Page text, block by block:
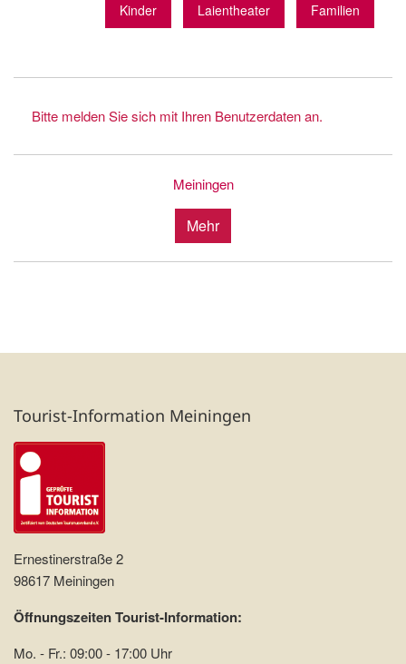
Kinder Laientheater Familien
Bitte melden Sie sich mit Ihren Benutzerdaten an.
Meiningen
Mehr
Tourist-Information Meiningen
Ernestinerstraße 2
98617 Meiningen
Öffnungszeiten Tourist-Information:
Mo. - Fr.: 09:00 - 17:00 Uhr